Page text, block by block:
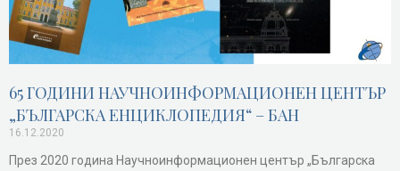
65 ГОДИНИ НАУЧНОИНФОРМАЦИОНЕН ЦЕНТЪР
„БЪЛГАРСКА ЕНЦИКЛОПЕДИЯ“ – БАН
16.12.2020
През 2020 година Научноинформационен център „Българска